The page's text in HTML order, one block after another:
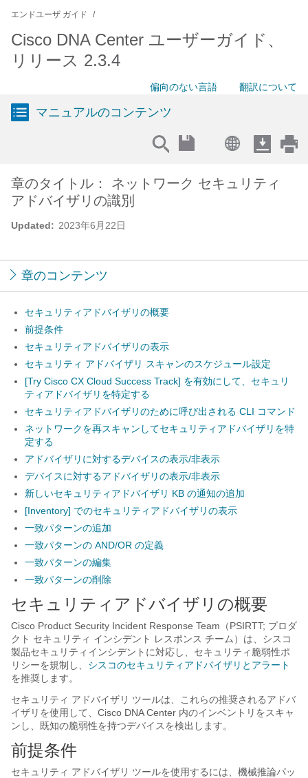
エンドユーザ ガイド
Cisco DNA Center ユーザーガイド、
リリース 2.3.4
偏向のない言語 翻訳について
マニュアルのコンテンツ
Updated: 2023年6月22日
章のタイトル： ネットワーク セキュリティ
アドバイザリの識別
章のコンテンツ
セキュリティアドバイザリの概要
前提条件
セキュリティアドバイザリの表示
セキュリティ アドバイザリ スキャンのスケジュール設定
[Try Cisco CX Cloud Success Track] を有効にして、セキュリ
ティアドバイザリを特定する
セキュリティアドバイザリのために呼び出される CLI コマンド
ネットワークを再スキャンしてセキュリティアドバイザリを特
定する
アドバイザリに対するデバイスの表示/非表示
デバイスに対するアドバイザリの表示/非表示
新しいセキュリティアドバイザリ KB の通知の追加
[Inventory] でのセキュリティアドバイザリの表示
一致パターンの追加
一致パターンの AND/OR の定義
一致パターンの編集
一致パターンの削除
セキュリティアドバイザリの概要
Cisco Product Security Incident Response Team（PSIRTT; プロダ
クト セキュリティ インシデント レスポンス チーム）は、シスコ
製品セキュリティインシデントに対応し、セキュリティ脆弱性ポ
リシーを規制し、 シスコのセキュリティアドバイザリとアラート
を推奨します。
セキュリティ アドバイザリ ツールは、これらの推奨されるアドバ
イザリを使用して、 Cisco DNA Center 内のインベントリをスキャ
ンし、既知の脆弱性を持つデバイスを検出します。
前提条件
セキュリティ アドバイザリ ツールを使用するには、機械推論パッ